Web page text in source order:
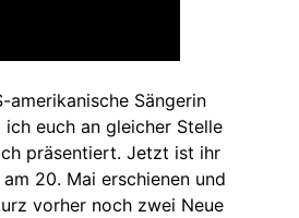
amerikanische Sängerin
euch an gleicher Stelle
präsentiert. Jetzt ist ihr
am 20. Mai erschienen und
vorher noch zwei Neue